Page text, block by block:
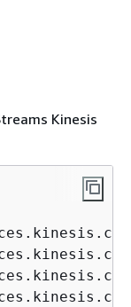
Kinesis